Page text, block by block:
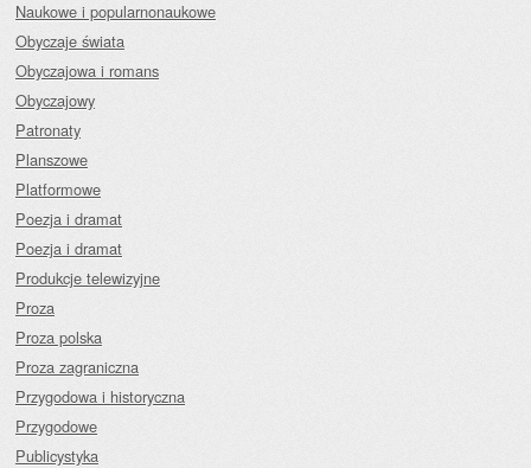
Naukowe i popularnonaukowe
Obyczaje świata
Obyczajowa i romans
Obyczajowy
Patronaty
Planszowe
Platformowe
Poezja i dramat
Poezja i dramat
Produkcje telewizyjne
Proza
Proza polska
Proza zagraniczna
Przygodowa i historyczna
Przygodowe
Publicystyka